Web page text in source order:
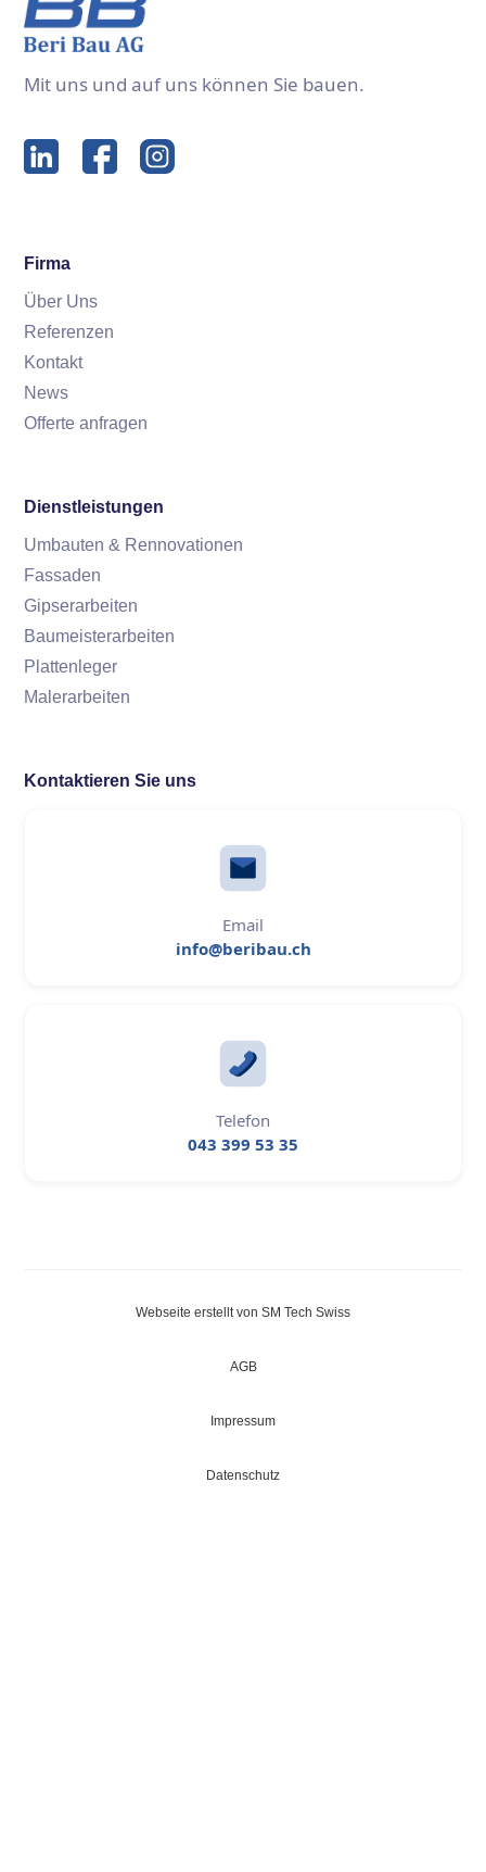
Mit uns und auf uns können Sie bauen.
Firma
Über Uns
Referenzen
Kontakt
News
Offerte anfragen
Dienstleistungen
Umbauten & Rennovationen
Fassaden
Gipserarbeiten
Baumeisterarbeiten
Plattenleger
Malerarbeiten
Kontaktieren Sie uns
Email
info@beribau.ch
Telefon
043 399 53 35
Webseite erstellt von SM Tech Swiss
AGB
Impressum
Datenschutz